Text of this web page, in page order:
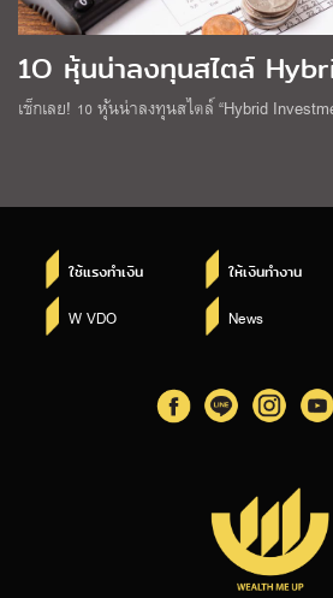
1O หุ้นน่าลงทุนสไตล์
เช็กเลย! 10 หุ้นน่าลงทุนสไตล์ “Hybrid
ใช้แรงทำเงิน ให้เงินทำงาน
W VDO News